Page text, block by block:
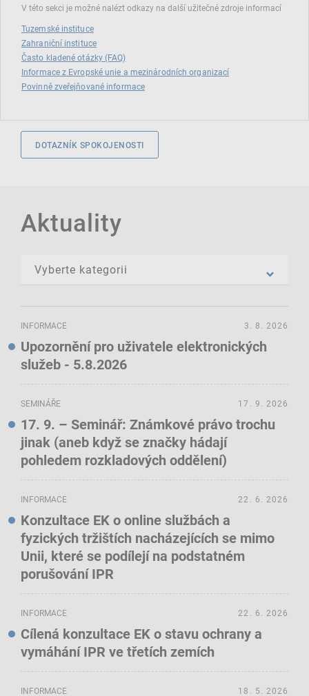
V této sekci je možné nalézt odkazy na další užitečné zdroje informací
Tuzemské instituce
Zahraniční instituce
Často kladené otázky (FAQ)
Informace z Evropské unie a mezinárodních organizací
Povinně zveřejňované informace
DOTAZNÍK SPOKOJENOSTI
Aktuality
INFORMACE
Upozornění pro uživatele elektronických
služeb - 5.8.2026
3. 8. 2026
SEMINÁŘE
17. 9. – Seminář: Známkové právo trochu
jinak (aneb když se značky hádají
pohledem rozkladových oddělení)
17. 9. 2026
INFORMACE
Konzultace EK o online službách a
fyzických tržištích nacházejících se mimo
Unii, které se podílejí na podstatném
porušování IPR
22. 6. 2026
INFORMACE
Cílená konzultace EK o stavu ochrany a
vymáhání IPR ve třetích zemích
22. 6. 2026
INFORMACE 18. 5. 2026